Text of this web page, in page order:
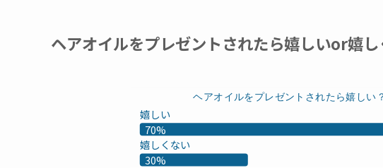
ヘアオイルをプレゼントされたら嬉しいor嬉
ヘアオイルをプレゼントされたら嬉しい
嬉しい
70%
嬉しくない
30%